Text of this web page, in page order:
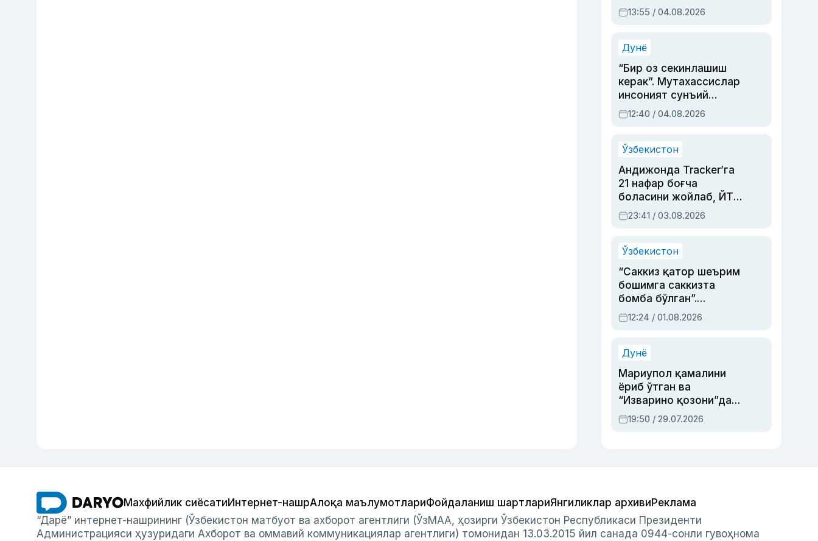
актриса ва дубльяж
устаси Римма
синовларга тўла ҳаёти
13:55 / 04.08.2026
Дунё
“Бир оз секинлашиш
керак”. Мутахассислар
инсоният сунъий
интеллектни бошқара
олмай қолишидан
12:40 / 04.08.2026
Ўзбекистон
Андижонда Tracker’га
21 нафар боғча
боласини жойлаб, ЙТҲ
содир этган аёлга суд
ҳукми ўқилди
23:41 / 03.08.2026
Ўзбекистон
“Саккиз қатор шеърим
бошимга саккизта
бомба бўлган”.
Абдулла Ориповни
сиёсий айбловлардан
12:24 / 01.08.2026
Дунё
Мариупол қамалини
ёриб ўтган ва
“Изварино қозони”дан
чиққан қаҳрамон —
Украина армияси бош
19:50 / 29.07.2026
Махфийлик сиёсатиИнтернет-нашрАлоқа маълумотлариФойдаланиш шартлариЯнгиликлар архивиРеклама
“Дарё” интернет-нашрининг (Ўзбекистон матбуот ва ахборот агентлиги (ЎзМАА, ҳозирги Ўзбекистон Республикаси Президенти
Администрацияси ҳузуридаги Ахборот ва оммавий коммуникациялар агентлиги) томонидан 13.03.2015 йил санада 0944-сонли гувоҳнома